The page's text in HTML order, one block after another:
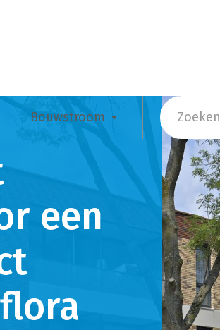
Bouwstroom Zoeken
een